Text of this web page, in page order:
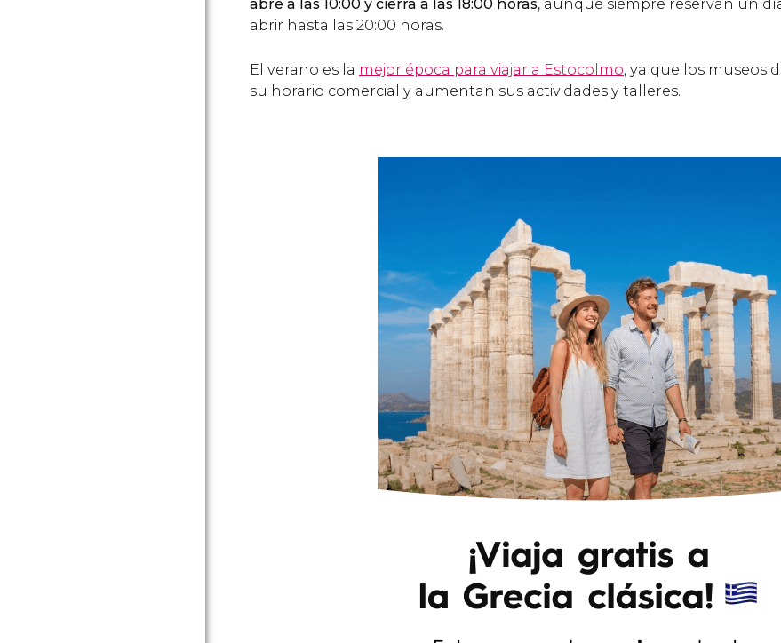
abre a las 10:00 y cierra a las 18:00 horas, aunque siempre reservan un
abrir hasta las 20:00 horas.
El verano es la mejor época para viajar a Estocolmo, ya que los museos
su horario comercial y aumentan sus actividades y talleres.